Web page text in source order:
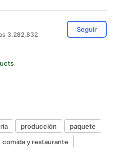
3,282,832
Seguir
producción
paquete
comida y restaurante